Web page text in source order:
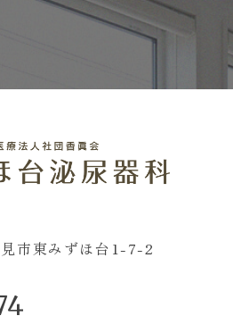
市東みずほ台1-7-2